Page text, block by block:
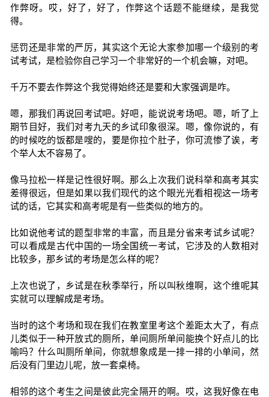
作弊呀。哎，好了，好了，作弊这个话题不能继续，是我觉
得。
惩罚还是非常的严厉，其实这个无论大家参加哪一个级别的考
试考试，是检验你自己学习一个非常好的一个机会嘛，对吧。
千万不要去作弊这个我觉得始终还是要和大家强调是咋。
嗯，那我们再说回考试吧。好吧，能说说考场吧。嗯，听了上
期节目好，我们对考九天的乡试印象很深。嗯，像你说的，有
的时候吃的饭都是嗖的，要是你拉个肚子，你可流惨了诶，考
个举人太不容易了。
像马拉松一样是记性很好啊。那么上次我们说科举和高考其实
差得很远，但是如果以我们现代的这个眼光光看相视这一场考
试的话，它其实和高考呢是有一些类似的地方的。
比如说他考试的题型非常的丰富，而且是分省来考试乡试呢？
可以看成是古代中国的一场全国统一考试，它涉及的人数相对
比较多，那乡试的考场是怎么样的呢？
上次也说了，乡试是在秋季举行，所以叫秋维啊，这个维呢其
实就可以理解成是考场。
当时的这个考场和现在我们在教室里考这个差距太大了，有点
儿类似于一种开放式的厕所，单间厕所单间能换个好点儿的比
喻吗？什么叫厕所单间，你就想象成是一排一排的小单间，然
后没有门里边儿呢，放一套桌椅。
相邻的这个考生之间是彼此完全隔开的啊。哎，这我好像在电